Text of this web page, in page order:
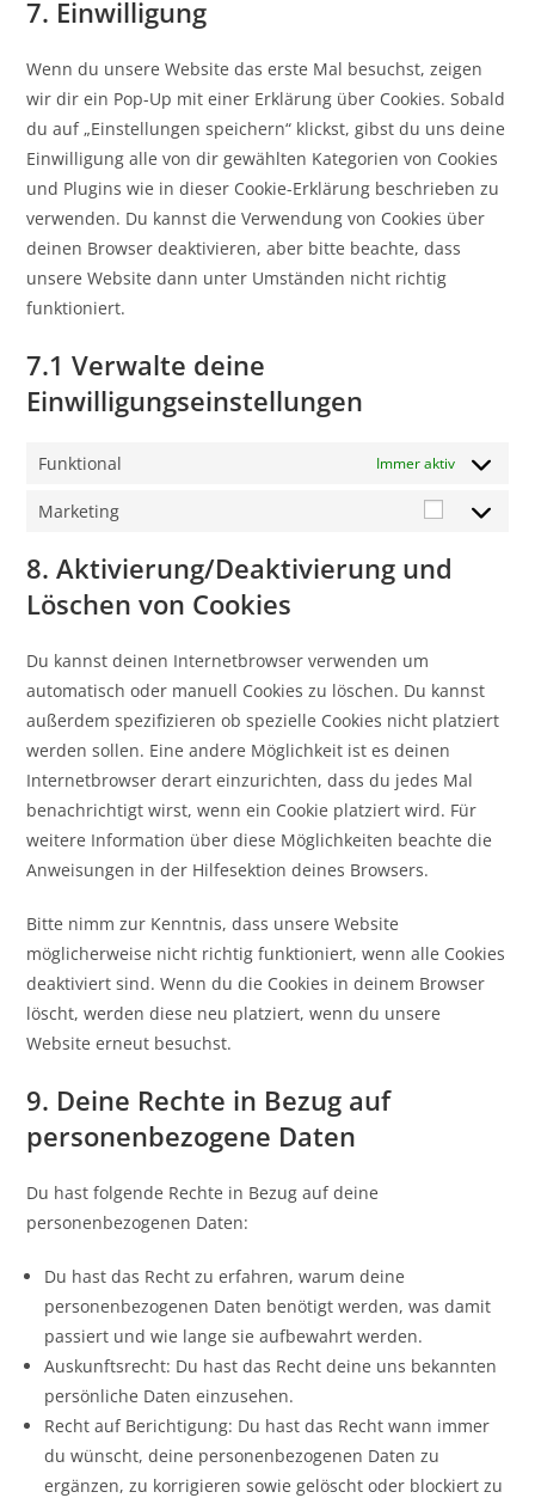
7. Einwilligung
Wenn du unsere Website das erste Mal besuchst, zeigen
wir dir ein Pop-Up mit einer Erklärung über Cookies. Sobald
du auf „Einstellungen speichern“ klickst, gibst du uns deine
Einwilligung alle von dir gewählten Kategorien von Cookies
und Plugins wie in dieser Cookie-Erklärung beschrieben zu
verwenden. Du kannst die Verwendung von Cookies über
deinen Browser deaktivieren, aber bitte beachte, dass
unsere Website dann unter Umständen nicht richtig
funktioniert.
7.1 Verwalte deine
Einwilligungseinstellungen
Funktional Immer aktiv
Marketing
8. Aktivierung/Deaktivierung und
Löschen von Cookies
Du kannst deinen Internetbrowser verwenden um
automatisch oder manuell Cookies zu löschen. Du kannst
außerdem spezifizieren ob spezielle Cookies nicht platziert
werden sollen. Eine andere Möglichkeit ist es deinen
Internetbrowser derart einzurichten, dass du jedes Mal
benachrichtigt wirst, wenn ein Cookie platziert wird. Für
weitere Information über diese Möglichkeiten beachte die
Anweisungen in der Hilfesektion deines Browsers.
Bitte nimm zur Kenntnis, dass unsere Website
möglicherweise nicht richtig funktioniert, wenn alle Cookies
deaktiviert sind. Wenn du die Cookies in deinem Browser
löscht, werden diese neu platziert, wenn du unsere
Website erneut besuchst.
9. Deine Rechte in Bezug auf
personenbezogene Daten
Du hast folgende Rechte in Bezug auf deine
personenbezogenen Daten:
Du hast das Recht zu erfahren, warum deine
personenbezogenen Daten benötigt werden, was damit
passiert und wie lange sie aufbewahrt werden.
Auskunftsrecht: Du hast das Recht deine uns bekannten
persönliche Daten einzusehen.
Recht auf Berichtigung: Du hast das Recht wann immer
du wünscht, deine personenbezogenen Daten zu
ergänzen, zu korrigieren sowie gelöscht oder blockiert zu